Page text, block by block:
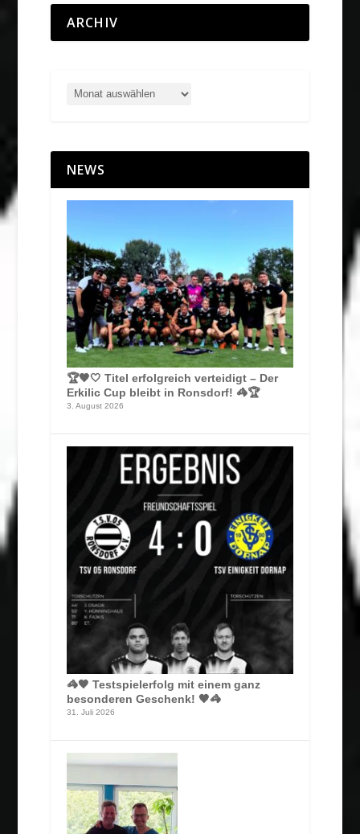
ARCHIV
NEWS
🏆🖤🤍 Titel erfolgreich verteidigt – Der
Erkilic Cup bleibt in Ronsdorf! 🦓🏆
3. August 2026
🦓🖤 Testspielerfolg mit einem ganz
besonderen Geschenk! 🖤🦓
31. Juli 2026